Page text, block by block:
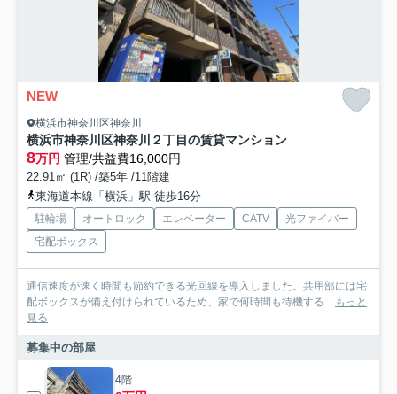
NEW
横浜市神奈川区神奈川
横浜市神奈川区神奈川２丁目の賃貸マンション
8万円 管理/共益費16,000円
22.91㎡ (1R) /築5年 /11階建
東海道本線「横浜」駅 徒歩16分
駐輪場 オートロック エレベーター CATV
光ファイバー
宅配ボックス
通信速度が速く時間も節約できる光回線を導入しました。共用部には宅
配ボックスが備え付けられているため、家で何時間も待機する... もっと
見る
募集中の部屋
4階